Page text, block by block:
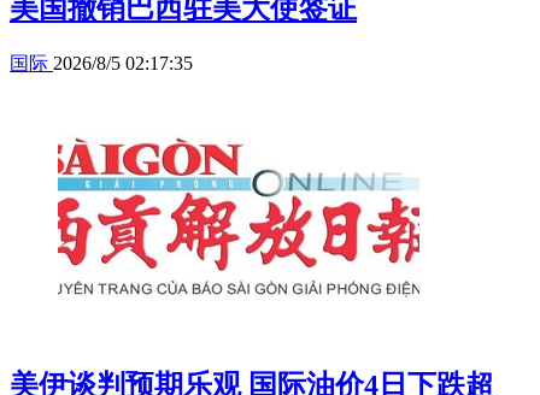
美国撤销巴西驻美大使签证
国际 2026/8/5 02:17:35
美伊谈判预期乐观 国际油价4日下跌超